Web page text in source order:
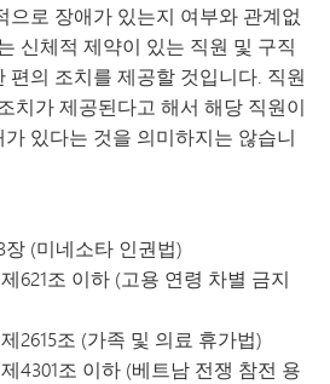
으로 장애가 있는지 여부와 관계없
신체적 제약이 있는 직원 및 구직
편의 조치를 제공할 것입니다. 직원
치가 제공된다고 해서 해당 직원이
있다는 것을 의미하지는 않습니
(미네소타 인권법)
621조 이하 (고용 연령 차별 금지
2615조 (가족 및 의료 휴가법)
4301조 이하 (베트남 전쟁 참전 용